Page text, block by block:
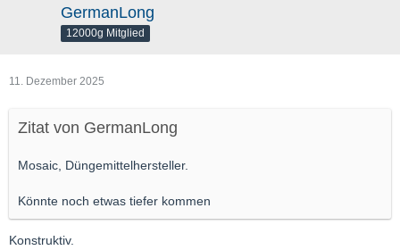
GermanLong
12000g Mitglied
11. Dezember 2025
Zitat von GermanLong
Mosaic, Düngemittelhersteller.
Könnte noch etwas tiefer kommen
Konstruktiv.